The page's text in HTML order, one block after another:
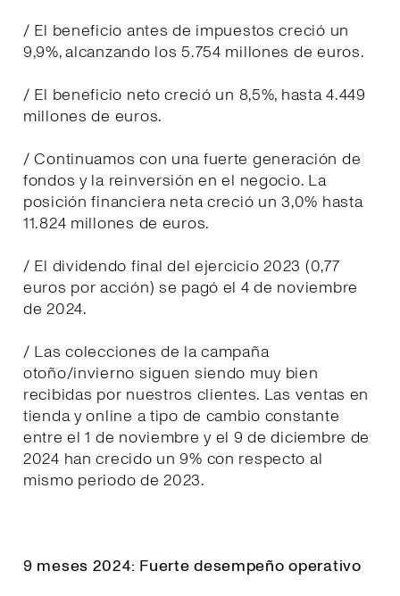
/ El beneficio antes de impuestos creció un
9,9%, alcanzando los 5.754 millones de euros.
/ El beneficio neto creció un 8,5%, hasta 4.449
millones de euros.
/ Continuamos con una fuerte generación de
fondos y la reinversión en el negocio. La
posición financiera neta creció un 3,0% hasta
11.824 millones de euros.
/ El dividendo final del ejercicio 2023 (0,77
euros por acción) se pagó el 4 de noviembre
de 2024.
/ Las colecciones de la campaña
otoño/invierno siguen siendo muy bien
recibidas por nuestros clientes. Las ventas en
tienda y online a tipo de cambio constante
entre el 1 de noviembre y el 9 de diciembre de
2024 han crecido un 9% con respecto al
mismo periodo de 2023.
9 meses 2024: Fuerte desempeño operativo